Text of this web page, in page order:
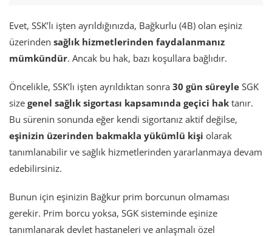
Evet, SSK’lı işten ayrıldığınızda, Bağkurlu (4B) olan eşiniz
üzerinden sağlık hizmetlerinden faydalanmanız
mümkündür. Ancak bu hak, bazı koşullara bağlıdır.
Öncelikle, SSK’lı işten ayrıldıktan sonra 30 gün süreyle SGK
size genel sağlık sigortası kapsamında geçici hak tanır.
Bu sürenin sonunda eğer kendi sigortanız aktif değilse,
eşinizin üzerinden bakmakla yükümlü kişi olarak
tanımlanabilir ve sağlık hizmetlerinden yararlanmaya devam
edebilirsiniz.
Bunun için eşinizin Bağkur prim borcunun olmaması
gerekir. Prim borcu yoksa, SGK sisteminde eşinize
tanımlanarak devlet hastaneleri ve anlaşmalı özel